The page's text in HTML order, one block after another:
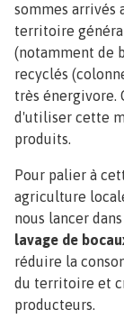
sommes arrivés
territoire
(notamment de
recyclés
très énergivore.
d'utiliser cette
produits.
Pour palier à
agriculture
nous lancer
lavage de
réduire la
du territoire et
producteurs.